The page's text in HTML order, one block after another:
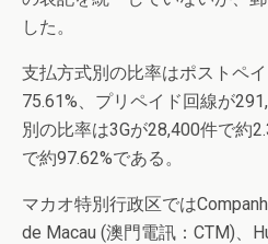
した。
支払方式別の比率はポストペ
75.61%、プリペイド回線が
別の比率は3Gが28,400件で約
で約97.62%である。
マカオ特別行政区では
de Macau (澳門電訊：CTM)、